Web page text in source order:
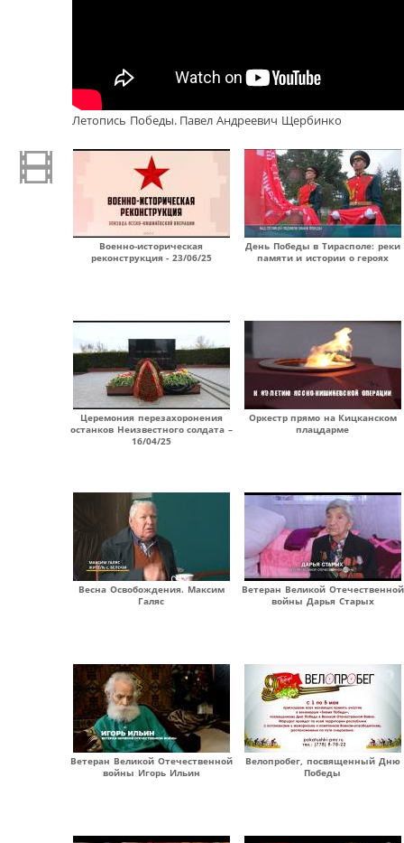
Летопись Победы. Павел Андреевич Щербинко
Военно-историческая
реконструкция - 23/06/25
День Победы в Тирасполе: реки
памяти и истории о героях
Церемония перезахоронения
останков Неизвестного солдата –
16/04/25
Оркестр прямо на Кицканском
плацдарме
Весна Освобождения. Максим
Галяс
Ветеран Великой Отечественной
войны Дарья Старых
Ветеран Великой Отечественной
войны Игорь Ильин
Велопробег, посвященный Дню
Победы